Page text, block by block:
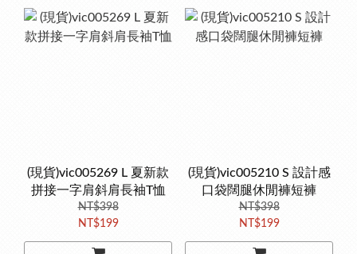
(現貨)vic005269 L 夏新款
拼接一字肩斜肩長袖T恤
NT$398
NT$199
(現貨)vic005210 S 設計感
口袋闊腿休閒褲短褲
NT$398
NT$199